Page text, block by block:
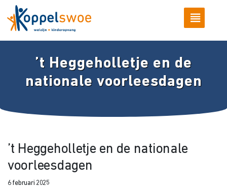
’t Heggeholletje en de
nationale voorleesdagen
’t Heggeholletje en de nationale
voorleesdagen
6 februari 2025